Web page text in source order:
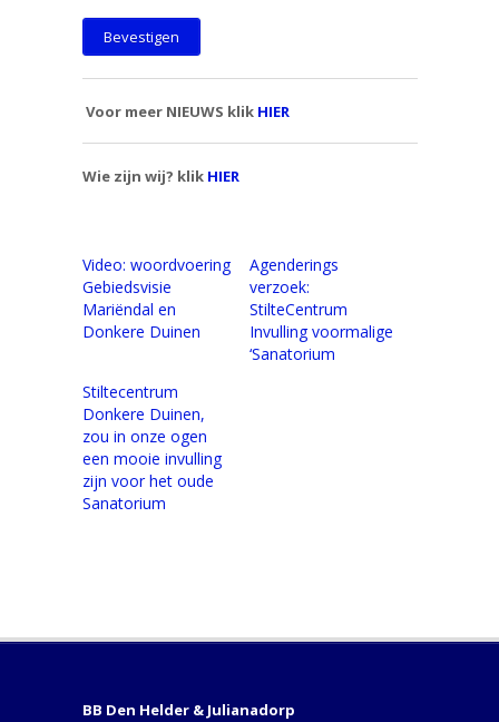
Voor meer NIEUWS klik HIER
Wie zijn wij? klik HIER
Video: woordvoering
Gebiedsvisie
Mariëndal en
Donkere Duinen
Agenderings
verzoek:
StilteCentrum
Invulling voormalige
‘Sanatorium
Stiltecentrum
Donkere Duinen,
zou in onze ogen
een mooie invulling
zijn voor het oude
Sanatorium
BB Den Helder & Julianadorp